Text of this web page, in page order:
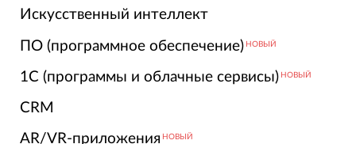
Искусственный интеллект
ПО (программное обеспечение) НОВЫЙ
1С (программы и облачные сервисы) НОВЫЙ
CRM
AR/VR-приложения НОВЫЙ